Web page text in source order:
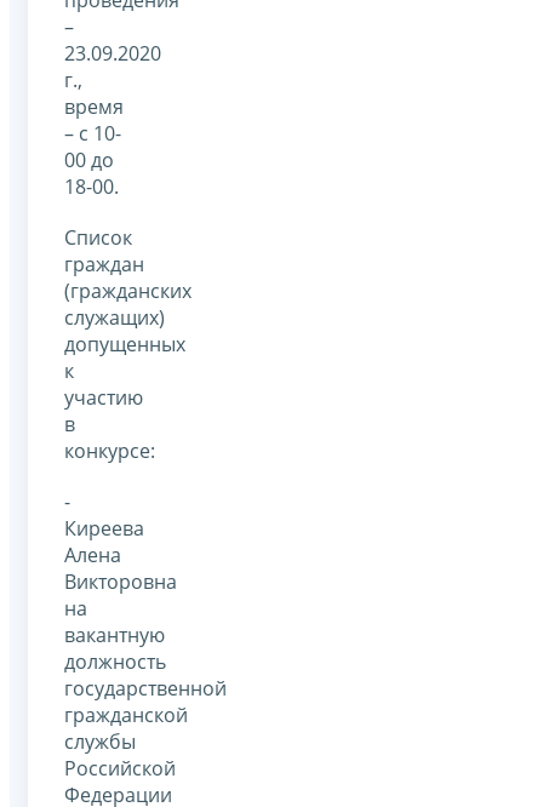
–
23.09.2020
г.,
время
– с 10-
00 до
18-00.
Список
граждан
(гражданских
служащих)
допущенных
к
участию
в
конкурсе:
-
Киреева
Алена
Викторовна
на
вакантную
должность
государственной
гражданской
службы
Российской
Федерации